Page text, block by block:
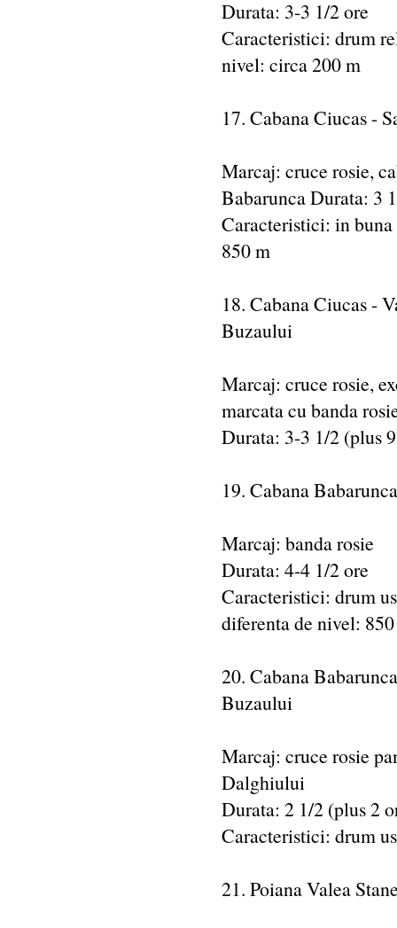
Durata: 3-3 1/2 ore
Caracteristici: drum
nivel: circa 200 m
17. Cabana Ciucas -
Marcaj: cruce rosie,
Babarunca Durata: 3
Caracteristici: in
850 m
18. Cabana Ciucas -
Buzaului
Marcaj: cruce rosie,
marcata cu banda
Durata: 3-3 1/2 (plus
19. Cabana
Marcaj: banda rosie
Durata: 4-4 1/2 ore
Caracteristici: drum
diferenta de nivel:
20. Cabana
Buzaului
Marcaj: cruce rosie
Dalghiului
Durata: 2 1/2 (plus 2
Caracteristici: drum
21. Poiana Valea